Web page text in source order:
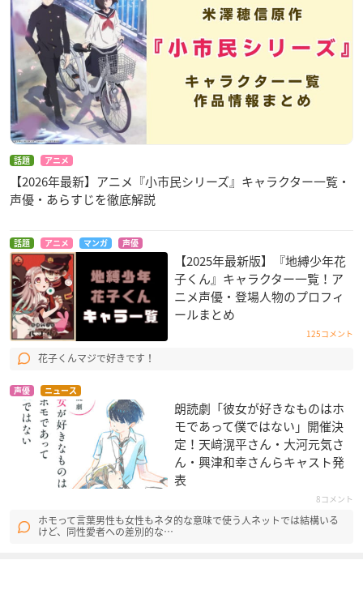
話題 アニメ
【2026年最新】アニメ『小市民シリーズ』キャラクター一覧・
声優・あらすじを徹底解説
話題 アニメ マンガ 声優
【2025年最新版】『地縛少年花
子くん』キャラクター一覧！ア
ニメ声優・登場人物のプロフィ
ールまとめ
125コメント
花子くんマジで好きです！
声優 ニュース
朗読劇「彼女が好きなものはホ
モであって僕ではない」開催決
定！天﨑滉平さん・大河元気さ
ん・興津和幸さんらキャスト発
表
8コメント
ホモって言葉男性も女性もネタ的な意味で使う人ネットでは結構いる
けど、同性愛者への差別的な…